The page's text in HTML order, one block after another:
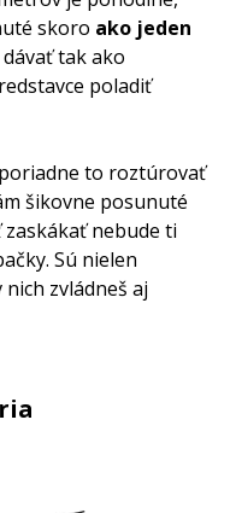
skoro ako jeden
tak ako
poladiť
to roztúrovať
šikovne posunuté
nebude ti
Sú nielen
zvládneš aj